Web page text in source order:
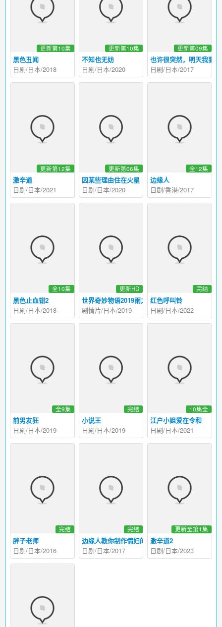
黑色丑闻
更新第10集
日剧/日本/2018
不知也无妨
更新第10集
日剧/日本/2020
也许很突然，明天我要
更新第09集
日剧/日本/2017
激辛道
更新第12集
日剧/日本/2021
因某些理由住在火星
更新第06集
日剧/日本/2020
边缘人
全12集
日剧/香港/2017
黑色止血钳2
全10集
日剧/日本/2018
世界奇妙物语2019雨之特别篇
更新HD
剧情片/日本/2019
红色呼叫铃
完结
日剧/日本/2022
前男友狂
全9集
日剧/日本/2019
小说王
完结
日剧/日本/2019
江户小姐爱在令和
10集全
日剧/日本/2021
胖子老师
完结
日剧/日本/2016
边缘人教你制作情妇的方法
完结
日剧/日本/2017
激辛道2
更新至第1集
日剧/日本/2023